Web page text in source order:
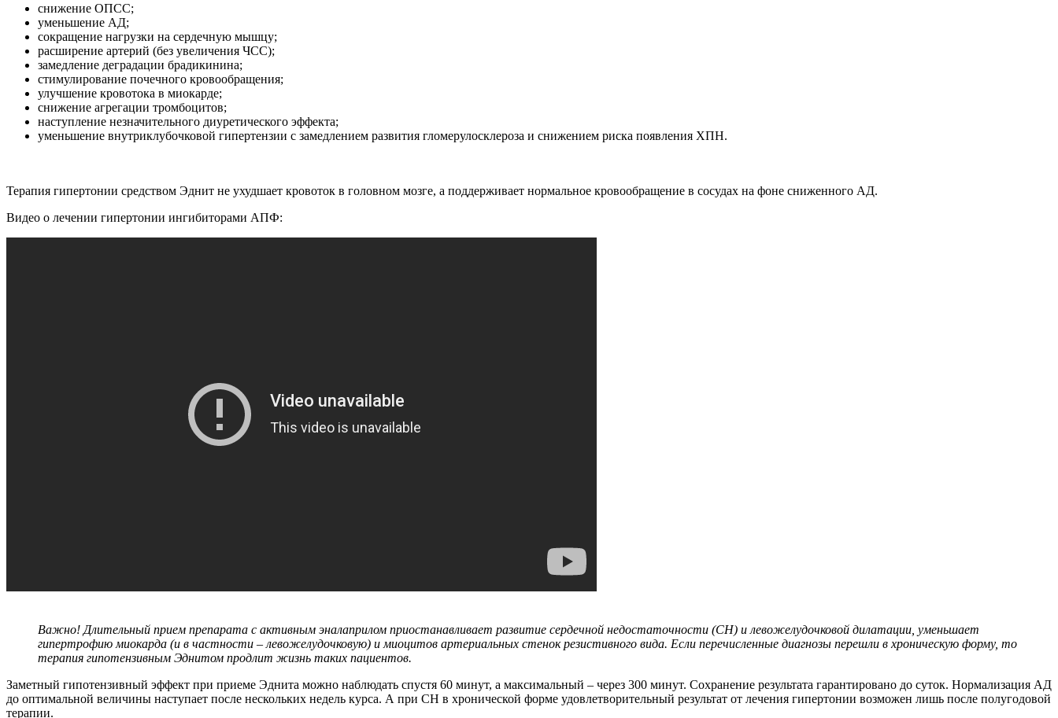
снижение ОПСС;
уменьшение АД;
сокращение нагрузки на сердечную мышцу;
расширение артерий (без увеличения ЧСС);
замедление деградации брадикинина;
стимулирование почечного кровообращения;
улучшение кровотока в миокарде;
снижение агрегации тромбоцитов;
наступление незначительного диуретического эффекта;
уменьшение внутриклубочковой гипертензии с замедлением развития гломерулосклероза и снижением риска появления ХПН.
Терапия гипертонии средством Эднит не ухудшает кровоток в головном мозге, а поддерживает нормальное кровообращение в сосудах на фоне сниженного АД.
Видео о лечении гипертонии ингибиторами АПФ:
Важно! Длительный прием препарата с активным эналаприлом приостанавливает развитие сердечной недостаточности (СН) и левожелудочковой дилатации, уменьшает
гипертрофию миокарда (и в частности – левожелудочковую) и миоцитов артериальных стенок резистивного вида. Если перечисленные диагнозы перешли в хроническую форму, то
терапия гипотензивным Эднитом продлит жизнь таких пациентов.
Заметный гипотензивный эффект при приеме Эднита можно наблюдать спустя 60 минут, а максимальный – через 300 минут. Сохранение результата гарантировано до суток. Нормализация АД
до оптимальной величины наступает после нескольких недель курса. А при СН в хронической форме удовлетворительный результат от лечения гипертонии возможен лишь после полугодовой
терапии.